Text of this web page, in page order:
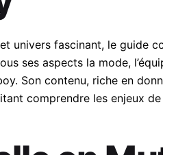
univers fascinant, le guide
ses aspects la mode,
Son contenu, riche en
comprendre les enjeux de